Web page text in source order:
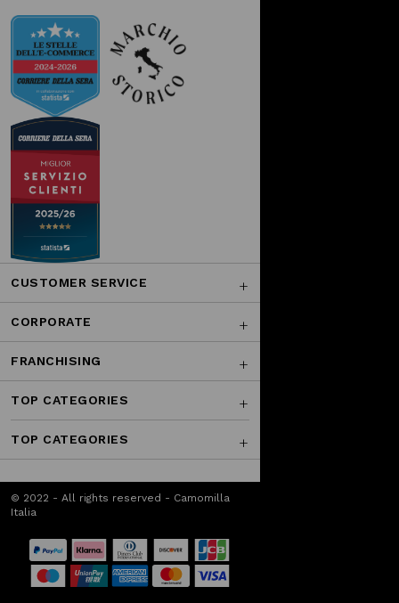
CUSTOMER SERVICE
CORPORATE
FRANCHISING
TOP CATEGORIES
TOP CATEGORIES
© 2022 - All rights reserved - Camomilla
Italia